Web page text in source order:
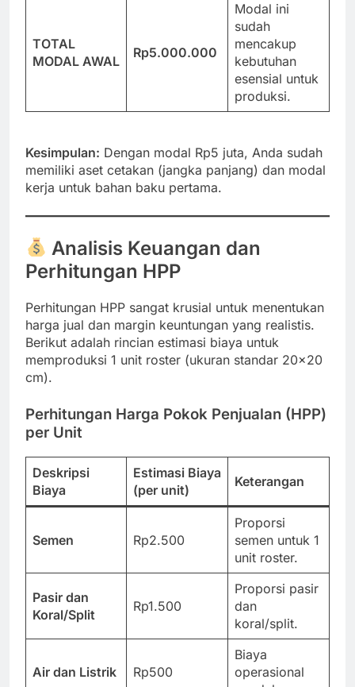
TOTAL
MODAL AWAL
Rp5.000.000
Modal ini
sudah
mencakup
kebutuhan
esensial untuk
produksi.
Kesimpulan: Dengan modal Rp5 juta, Anda sudah
memiliki aset cetakan (jangka panjang) dan modal
kerja untuk bahan baku pertama.
Analisis Keuangan dan
Perhitungan HPP
Perhitungan HPP sangat krusial untuk menentukan
harga jual dan margin keuntungan yang realistis.
Berikut adalah rincian estimasi biaya untuk
memproduksi 1 unit roster (ukuran standar 20×20
cm).
Perhitungan Harga Pokok Penjualan (HPP)
per Unit
Deskripsi
Biaya
Estimasi Biaya
(per unit)
Keterangan
Semen Rp2.500
Proporsi
semen untuk 1
unit roster.
Pasir dan
Koral/Split
Rp1.500
Proporsi pasir
dan
koral/split.
Air dan Listrik Rp500
Biaya
operasional